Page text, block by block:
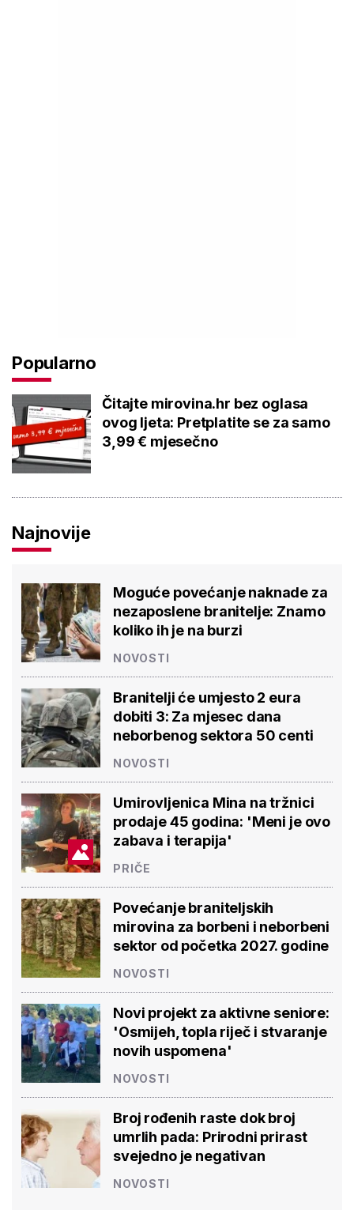
Popularno
Čitajte mirovina.hr bez oglasa
ovog ljeta: Pretplatite se za samo
3,99 € mjesečno
Najnovije
Moguće povećanje naknade za
nezaposlene branitelje: Znamo
koliko ih je na burzi
NOVOSTI
Branitelji će umjesto 2 eura
dobiti 3: Za mjesec dana
neborbenog sektora 50 centi
NOVOSTI
Umirovljenica Mina na tržnici
prodaje 45 godina: 'Meni je ovo
zabava i terapija'
PRIČE
Povećanje braniteljskih
mirovina za borbeni i neborbeni
sektor od početka 2027. godine
NOVOSTI
Novi projekt za aktivne seniore:
'Osmijeh, topla riječ i stvaranje
novih uspomena'
NOVOSTI
Broj rođenih raste dok broj
umrlih pada: Prirodni prirast
svejedno je negativan
NOVOSTI